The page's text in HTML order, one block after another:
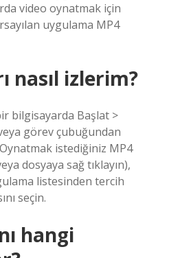
video oynatmak için
uygulama MP4
nasıl izlerim?
bilgisayarda Başlat >
görev çubuğundan
istediğiniz MP4
dosyaya sağ tıklayın),
listesinden tercih
seçin.
hangi